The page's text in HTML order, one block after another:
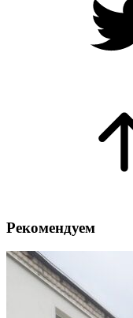
Рекомендуем